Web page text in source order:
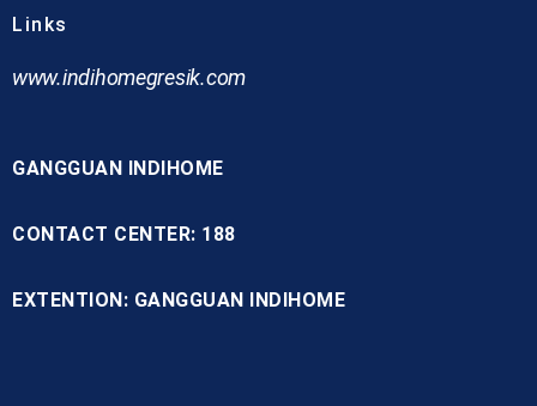
Links
www.indihomegresik.com
GANGGUAN INDIHOME
CONTACT CENTER: 188
EXTENTION: GANGGUAN INDIHOME